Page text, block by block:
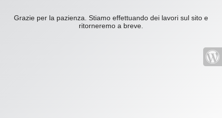
Grazie per la pazienza. Stiamo effettuando dei lavori sul sito e
ritorneremo a breve.